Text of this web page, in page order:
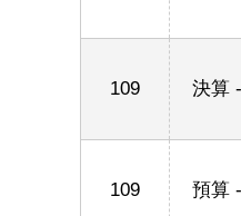
109 決算
109 預算